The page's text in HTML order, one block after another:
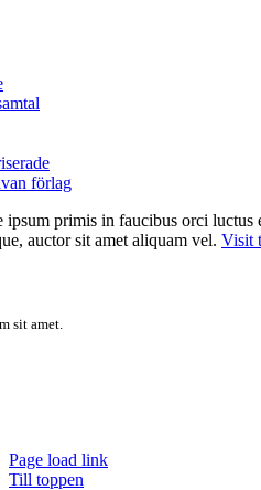
förlag
ipsum primis in faucibus orci luctus
auctor sit amet aliquam vel. Visit
sit amet.
Page load link
Till toppen